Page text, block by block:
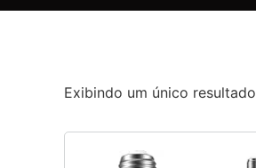
Exibindo um único resultado